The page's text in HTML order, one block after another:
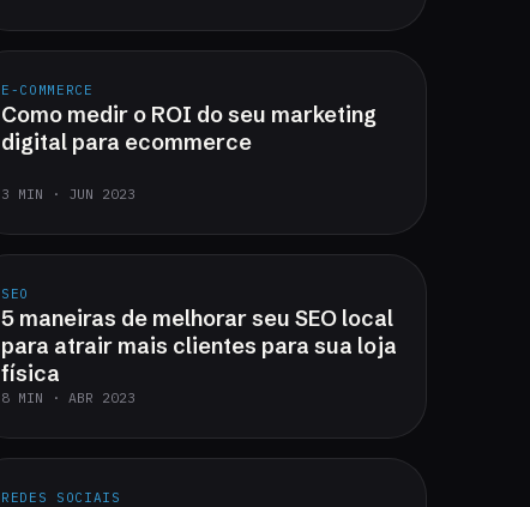
E-COMMERCE
Como medir o ROI do seu marketing
digital para ecommerce
3 MIN · JUN 2023
SEO
5 maneiras de melhorar seu SEO local
para atrair mais clientes para sua loja
física
8 MIN · ABR 2023
REDES SOCIAIS